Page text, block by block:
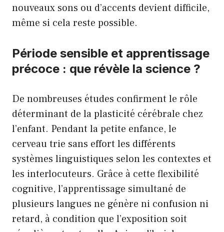
nouveaux sons ou d’accents devient difficile,
même si cela reste possible.
Période sensible et apprentissage
précoce : que révèle la science ?
De nombreuses études confirment le rôle
déterminant de la plasticité cérébrale chez
l’enfant. Pendant la petite enfance, le
cerveau trie sans effort les différents
systèmes linguistiques selon les contextes et
les interlocuteurs. Grâce à cette flexibilité
cognitive, l’apprentissage simultané de
plusieurs langues ne génère ni confusion ni
retard, à condition que l’exposition soit